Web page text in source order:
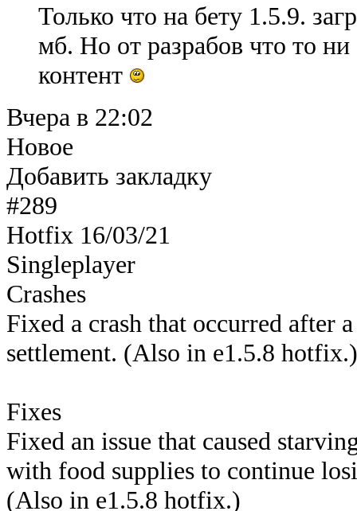
Только что на бету 1.5.9.
мб. Но от разрабов что то ни
контент
Вчера в 22:02
Новое
Добавить закладку
#289
Hotfix 16/03/21​
Singleplayer​
Crashes
Fixed a crash that occurred after
settlement. (Also in e1.5.8 hotfix.)
Fixes
Fixed an issue that caused
with food supplies to continue
(Also in e1.5.8 hotfix.)